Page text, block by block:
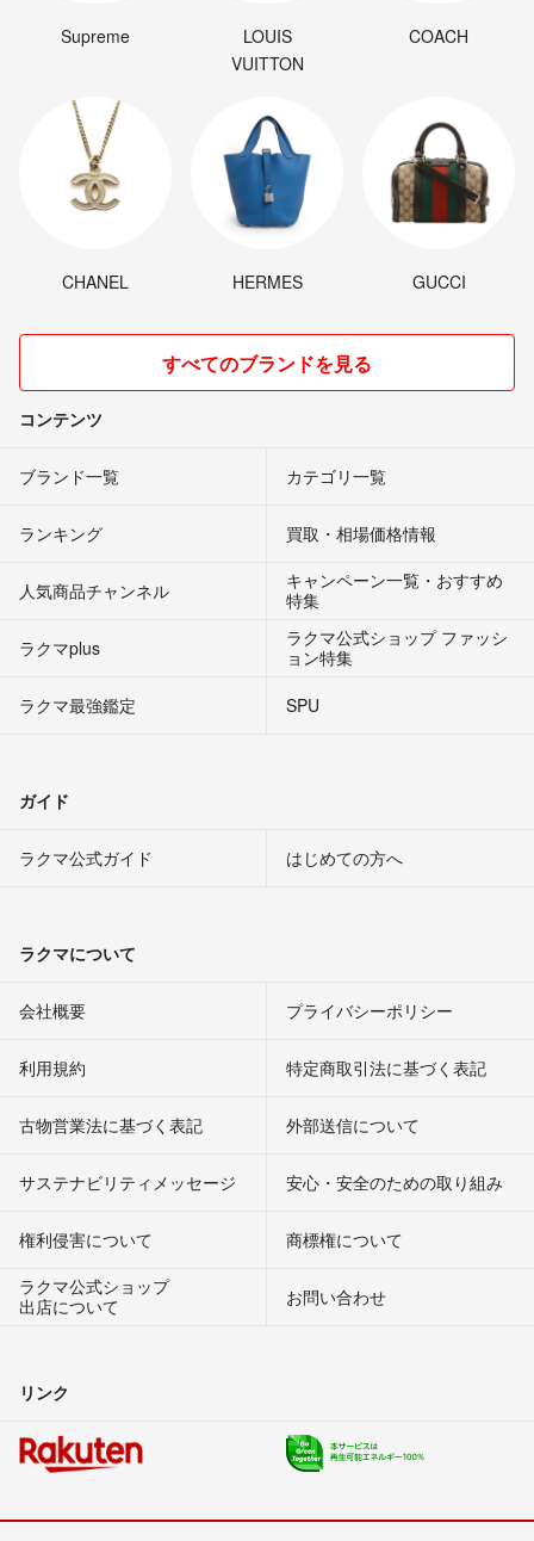
Supreme
LOUIS
VUITTON
COACH
CHANEL HERMES GUCCI
すべてのブランドを見る
コンテンツ
ブランド一覧 カテゴリ一覧
ランキング 買取・相場価格情報
人気商品チャンネル
キャンペーン一覧・おすすめ
特集
ラクマplus
ラクマ公式ショップ ファッシ
ョン特集
ラクマ最強鑑定
SPU
ガイド
ラクマ公式ガイド はじめての方へ
ラクマについて
会社概要 プライバシーポリシー
利用規約 特定商取引法に基づく表記
古物営業法に基づく表記 外部送信について
サステナビリティメッセージ 安心・安全のための取り組み
権利侵害について
商標権について
ラクマ公式ショップ
出店について
お問い合わせ
リンク